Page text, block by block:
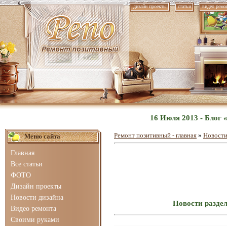
дизайн проекты статьи видео
16 Июля 2013 - Блог
Меню сайта
Главная
Все статьи
ФОТО
Дизайн проекты
Новости дизайна
Видео ремонта
Своими руками
Ремонт позитивный - главная »
Новости